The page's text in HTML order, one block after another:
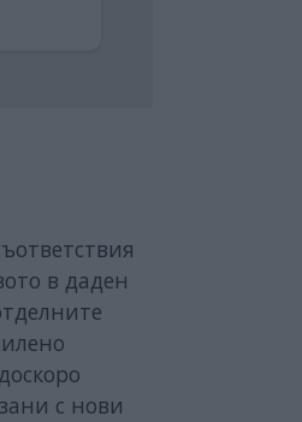
в даден
с нови